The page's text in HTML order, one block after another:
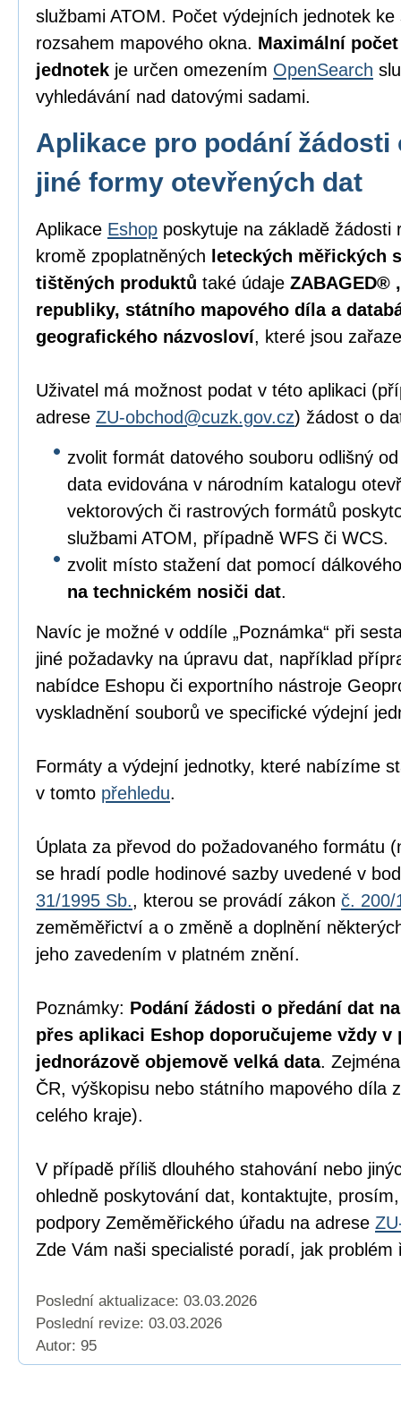
službami ATOM. Počet výdejních jednotek
rozsahem mapového okna. Maximální
jednotek je určen omezením OpenSearch
vyhledávání nad datovými sadami.
Aplikace pro podání
jiné formy otevřených dat
Aplikace Eshop poskytuje na základě žádosti
kromě zpoplatněných leteckých měřických
tištěných produktů také údaje ZABAGED®
republiky, státního mapového díla a
geografického názvosloví, které jsou
Uživatel má možnost podat v této aplikaci
adrese ZU-obchod@cuzk.gov.cz) žádost o
zvolit formát datového souboru odlišný
data evidována v národním katalogu
vektorových či rastrových formátů
službami ATOM, případně WFS či WCS.
zvolit místo stažení dat pomocí
na technickém nosiči dat.
Navíc je možné v oddíle „Poznámka“ při
jiné požadavky na úpravu dat, například
nabídce Eshopu či exportního nástroje
vyskladnění souborů ve specifické výdejní
Formáty a výdejní jednotky, které nabízíme
v tomto přehledu.
Úplata za převod do požadovaného formátu
se hradí podle hodinové sazby uvedené v
31/1995 Sb., kterou se provádí zákon č. 200/
zeměměřictví a o změně a doplnění
jeho zavedením v platném znění.
Poznámky: Podání žádosti o předání dat
přes aplikaci Eshop doporučujeme vždy
jednorázově objemově velká data.
ČR, výškopisu nebo státního mapového díla
celého kraje).
V případě příliš dlouhého stahování nebo
ohledně poskytování dat, kontaktujte,
podpory Zeměměřického úřadu na adrese
Zde Vám naši specialisté poradí, jak problém
Poslední aktualizace: 03.03.2026
Poslední revize: 03.03.2026
Autor: 95